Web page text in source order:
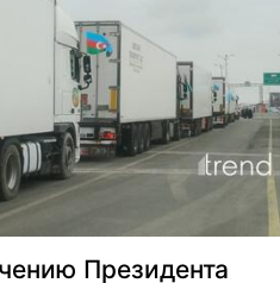
Президента